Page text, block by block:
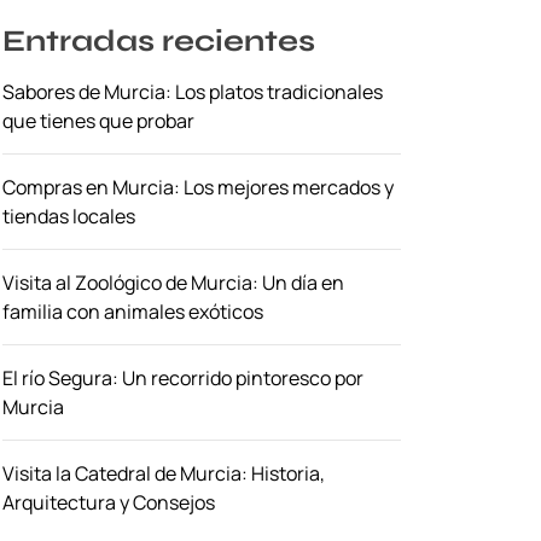
Entradas recientes
Sabores de Murcia: Los platos tradicionales
que tienes que probar
Compras en Murcia: Los mejores mercados y
tiendas locales
Visita al Zoológico de Murcia: Un día en
familia con animales exóticos
El río Segura: Un recorrido pintoresco por
Murcia
Visita la Catedral de Murcia: Historia,
Arquitectura y Consejos